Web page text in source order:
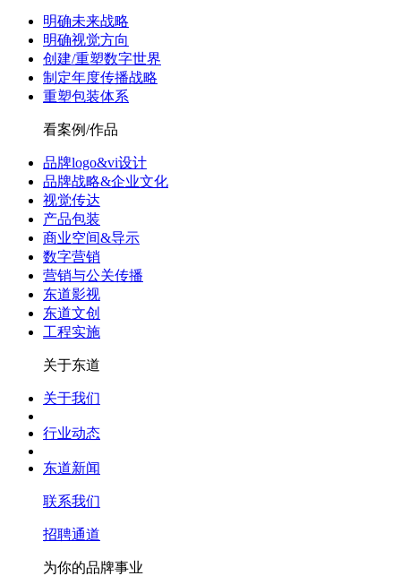
明确未来战略
明确视觉方向
创建/重塑数字世界
制定年度传播战略
重塑包装体系
看案例/作品
品牌logo&vi设计
品牌战略&企业文化
视觉传达
产品包装
商业空间&导示
数字营销
营销与公关传播
东道影视
东道文创
工程实施
关于东道
关于我们
行业动态
东道新闻
联系我们
招聘通道
为你的品牌事业